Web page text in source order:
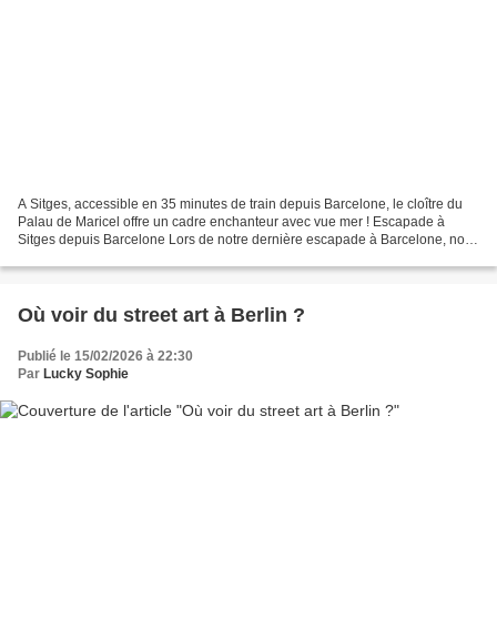
A Sitges, accessible en 35 minutes de train depuis Barcelone, le cloître du
Palau de Maricel offre un cadre enchanteur avec vue mer ! Escapade à
Sitges depuis Barcelone Lors de notre dernière escapade à Barcelone, nous
Où voir du street art à Berlin ?
Publié le 15/02/2026 à 22:30
Par Lucky Sophie